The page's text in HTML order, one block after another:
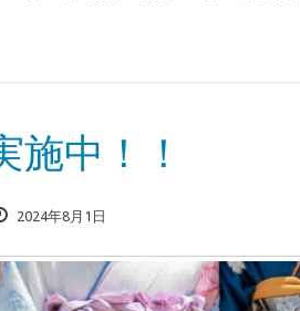
中！！
2024年8月1日